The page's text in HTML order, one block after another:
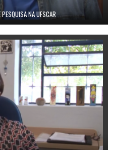
NA UFSCAR